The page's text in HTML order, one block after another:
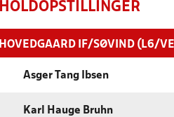
HOLDOPSTILLINGER
HOVEDGAARD IF/SØVIND (L6/
Asger Tang Ibsen
Karl Hauge Bruhn